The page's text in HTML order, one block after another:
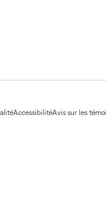
AccessibilitéAvis sur les